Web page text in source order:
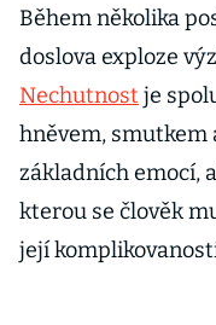
Během několika
doslova exploze
Nechutnost je
hněvem, smutkem
základních emocí,
kterou se člověk
její